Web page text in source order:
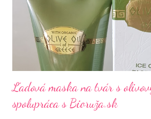
Ľadová maska na tvár s
spolupráca s Bioruža.sk